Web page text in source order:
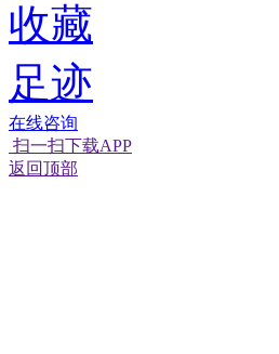
收藏
足迹
在线咨询
扫一扫下载APP
返回顶部